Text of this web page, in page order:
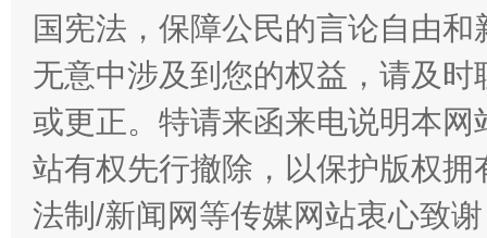
揭开“小金库”的免责幌子
国宪法，保障公民的言论自由
无意中涉及到您的权益，请及
或更正。特请来函来电说明本
站有权先行撤除，以保护版权
法制/新闻网等传媒网站衷心致